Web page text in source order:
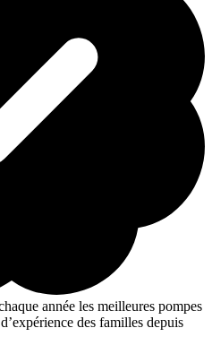
année les meilleures pompes
des familles depuis